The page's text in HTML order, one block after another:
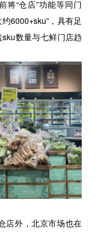
将“仓店”功能等同门
6000+sku”，具有足
数量与七鲜门店趋
店外，北京市场也在